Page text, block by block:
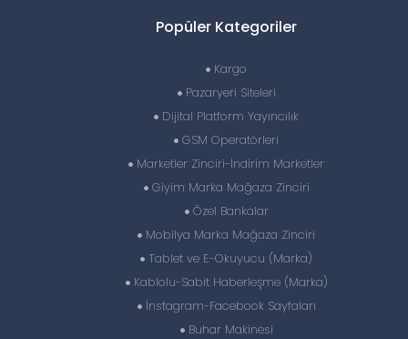
Popüler Kategoriler
Kargo
Pazaryeri Siteleri
Dijital Platform Yayıncılık
GSM Operatörleri
Marketler Zinciri-İndirim Marketler
Giyim Marka Mağaza Zinciri
Özel Bankalar
Mobilya Marka Mağaza Zinciri
Tablet ve E-Okuyucu (Marka)
Kablolu-Sabit Haberleşme (Marka)
İnstagram-Facebook Sayfaları
Buhar Makinesi